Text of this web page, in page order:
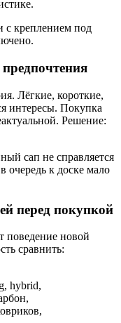
с креплением под
Лёгкие, короткие,
интересы. Покупка
Решение:
сап не справляется
очередь к доске мало
перед покупкой
поведение новой
сравнить:
hybrid,